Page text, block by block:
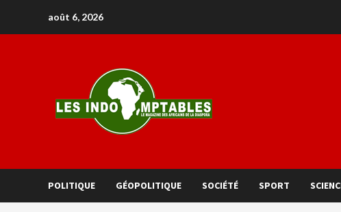
août 6, 2026
POLITIQUE GÉOPOLITIQUE SOCIÉTÉ SPORT